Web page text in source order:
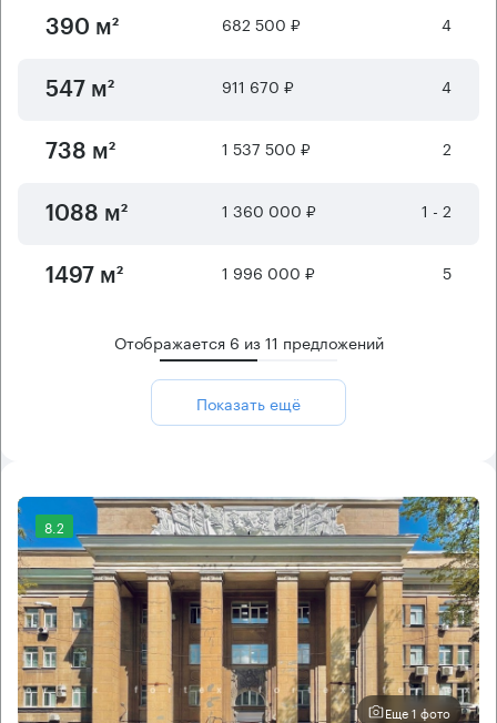
390 м² 682 500 ₽ 4
547 м² 911 670 ₽ 4
738 м² 1 537 500 ₽ 2
1088 м² 1 360 000 ₽ 1 - 2
1497 м² 1 996 000 ₽ 5
Отображается 6 из11 предложений
Показать ещё
8.2
Еще 1 фото